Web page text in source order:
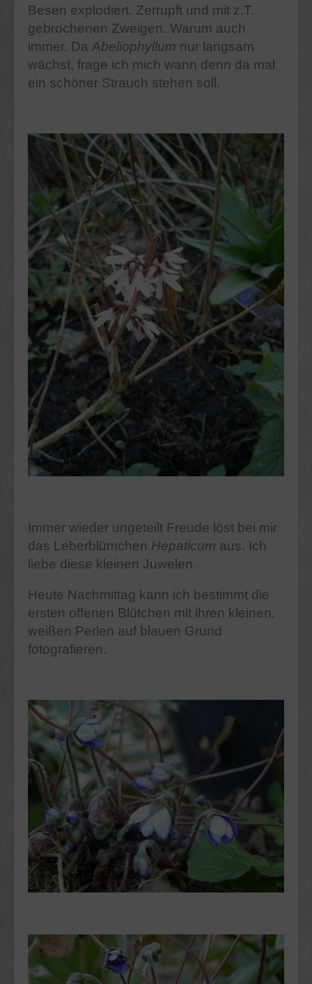
Besen explodiert. Zerrupft und mit z.T.
gebrochenen Zweigen. Warum auch
immer. Da Abeliophyllum nur langsam
wächst, frage ich mich wann denn da mal
ein schöner Strauch stehen soll.
Immer wieder ungeteilt Freude löst bei mir
das Leberblümchen Hepaticum aus. Ich
liebe diese kleinen Juwelen.
Heute Nachmittag kann ich bestimmt die
ersten offenen Blütchen mit ihren kleinen,
weißen Perlen auf blauen Grund
fotografieren.